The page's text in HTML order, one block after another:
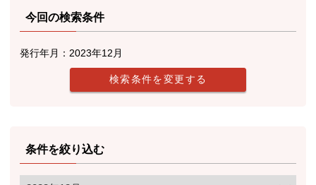
今回の検索条件
発行年月：2023年12月
条件を絞り込む